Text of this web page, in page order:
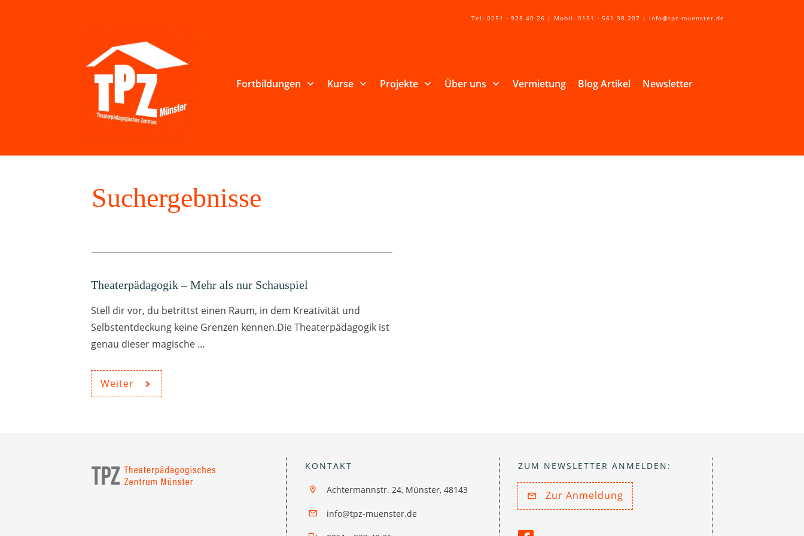
Tel: 0251 - 928 40 26 | Mobil: 0151 - 561 38 207 | info@tpz-muenster.de
Fortbildungen Kurse Projekte Über uns Vermietung Blog Artikel Newsletter
Suchergebnisse
Theaterpädagogik – Mehr als nur Schauspiel
Stell dir vor, du betrittst einen Raum, in dem Kreativität und
Selbstentdeckung keine Grenzen kennen.Die Theaterpädagogik ist
genau dieser magische ...
Weiter
KONTAKT
Achtermannstr. 24, Münster, 48143
info@tpz-muenster.de
ZUM NEWSLETTER ANMELDEN:
Zur Anmeldung